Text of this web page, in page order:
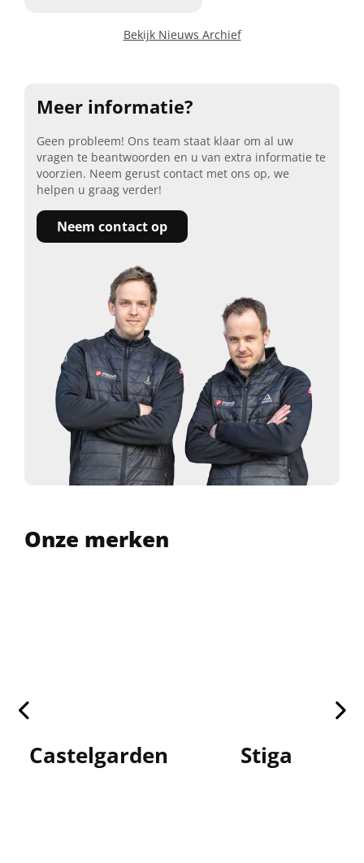
Bekijk Nieuws Archief
Meer informatie?
Geen probleem! Ons team staat klaar om al uw
vragen te beantwoorden en u van extra informatie te
voorzien. Neem gerust contact met ons op, we
helpen u graag verder!
Neem contact op
Onze merken
Castelgarden Stiga